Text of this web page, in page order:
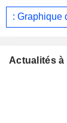
: Graphique
Actualités à